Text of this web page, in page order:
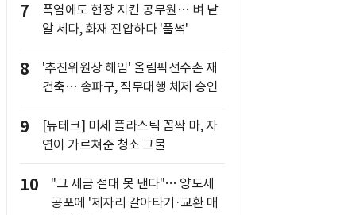
7
폭염에도 현장 지킨 공무원… 벼 낱
알 세다, 화재 진압하다 '풀썩'
8
'추진위원장 해임' 올림픽선수촌 재
건축… 송파구, 직무대행 체제 승인
9
[뉴테크] 미세 플라스틱 꼼짝 마, 자
연이 가르쳐준 청소 그물
10
"그 세금 절대 못 낸다"… 양도세
공포에 '제자리 갈아타기·교환 매